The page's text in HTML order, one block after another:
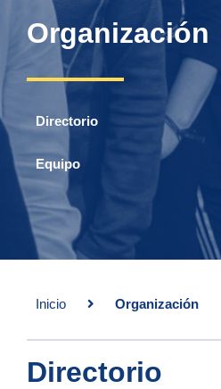
Organización
Directorio
Equipo
Inicio Organización
Directorio